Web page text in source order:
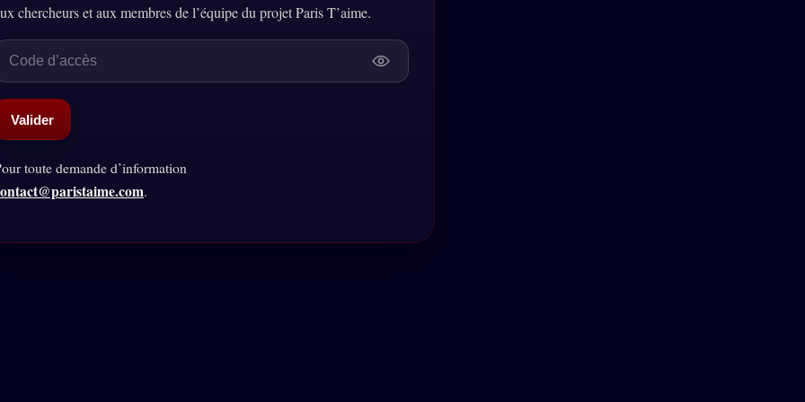
chercheurs et aux membres de l’équipe du projet Paris T’aime.
Valider
toute demande d’information
.